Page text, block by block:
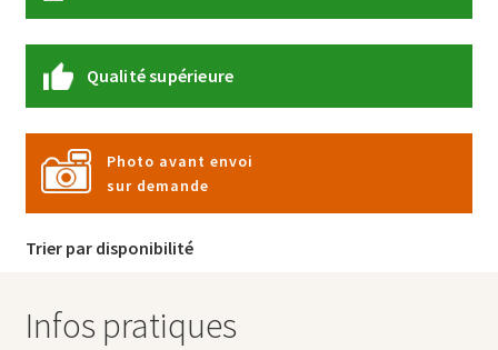
Qualité supérieure
Photo avant envoi
sur demande
Trier par disponibilité
Infos pratiques